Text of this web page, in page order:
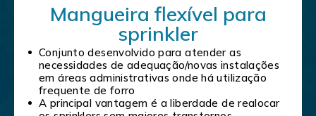
Mangueira flexível para
sprinkler
Conjunto desenvolvido para atender as
necessidades de adequação/novas instalações
em áreas administrativas onde há utilização
frequente de forro
A principal vantagem é a liberdade de realocar